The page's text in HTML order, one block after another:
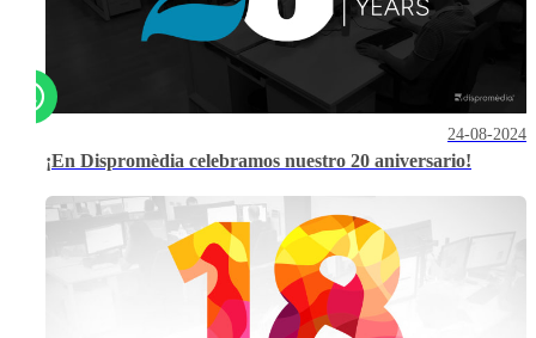
¡En Dispromèdia celebramos nuestro 20 aniversario!
24-08-2024